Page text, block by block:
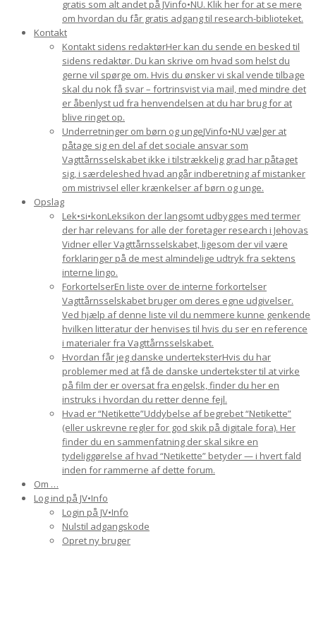
gratis som alt andet på JVinfo•NU. Klik her for at se mere
om hvordan du får gratis adgang til research-biblioteket.
Kontakt
Kontakt sidens redaktørHer kan du sende en besked til
sidens redaktør. Du kan skrive om hvad som helst du
gerne vil spørge om. Hvis du ønsker vi skal vende tilbage
skal du nok få svar – fortrinsvist via mail, med mindre det
er åbenlyst ud fra henvendelsen at du har brug for at
blive ringet op.
Underretninger om børn og ungeJVinfo•NU vælger at
påtage sig en del af det sociale ansvar som
Vagttårnsselskabet ikke i tilstrækkelig grad har påtaget
sig, i særdeleshed hvad angår indberetning af mistanker
om mistrivsel eller krænkelser af børn og unge.
Opslag
Lek•si•konLeksikon der langsomt udbygges med termer
der har relevans for alle der foretager research i Jehovas
Vidner eller Vagttårnsselskabet, ligesom der vil være
forklaringer på de mest almindelige udtryk fra sektens
interne lingo.
ForkortelserEn liste over de interne forkortelser
Vagttårnsselskabet bruger om deres egne udgivelser.
Ved hjælp af denne liste vil du nemmere kunne genkende
hvilken litteratur der henvises til hvis du ser en reference
i materialer fra Vagttårnsselskabet.
Hvordan får jeg danske underteksterHvis du har
problemer med at få de danske undertekster til at virke
på film der er oversat fra engelsk, finder du her en
instruks i hvordan du retter denne fejl.
Hvad er “Netikette”Uddybelse af begrebet “Netikette”
(eller uskrevne regler for god skik på digitale fora). Her
finder du en sammenfatning der skal sikre en
tydeliggørelse af hvad “Netikette” betyder — i hvert fald
inden for rammerne af dette forum.
Om …
Log ind på JV•Info
Login på JV•Info
Nulstil adgangskode
Opret ny bruger